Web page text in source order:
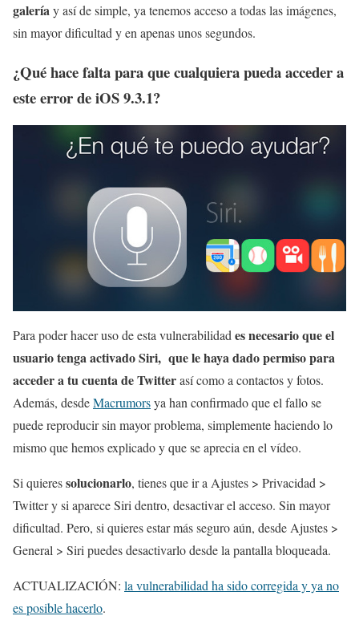
galeríay así de simple, ya tenemos acceso a todas las imágenes,
sin mayor dificultad y en apenas unos segundos.
¿Qué hace falta para que cualquiera pueda acceder a
este error de iOS 9.3.1?
Para poder hacer uso de esta vulnerabilidad es necesario que el
usuario tenga activado Siri, que le haya dado permiso para
acceder a tu cuenta de Twitterasí como a contactos y fotos.
Además, desdeMacrumorsya han confirmado que el fallo se
puede reproducir sin mayor problema, simplemente haciendo lo
mismo que hemos explicado y que se aprecia en el vídeo.
Si quieressolucionarlo, tienes que ir a Ajustes > Privacidad >
Twitter y si aparece Siri dentro, desactivar el acceso. Sin mayor
dificultad. Pero, si quieres estar más seguro aún, desde Ajustes >
General > Siri puedes desactivarlo desde la pantalla bloqueada.
ACTUALIZACIÓN: la vulnerabilidad ha sido corregida y ya no
es posible hacerlo.